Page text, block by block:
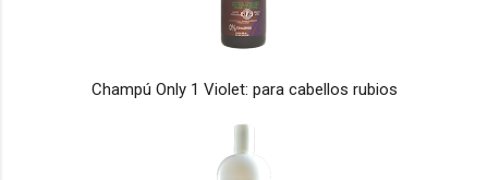
Champú Only 1 Violet: para cabellos rubios